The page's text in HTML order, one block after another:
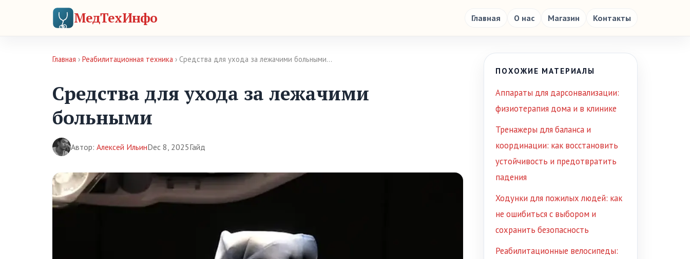
МедТехИнфо Главная О нас Магазин Контакты
Главная › Реабилитационная техника › Средства для ухода за лежачими больными…
Средства для ухода за лежачими
больными
Автор: Алексей ИльинDec 8, 2025Гайд
ПОХОЖИЕ МАТЕРИАЛЫ
Аппараты для дарсонвализации:
физиотерапия дома и в клинике
Тренажеры для баланса и
координации: как восстановить
устойчивость и предотвратить
падения
Ходунки для пожилых людей: как
не ошибиться с выбором и
сохранить безопасность
Реабилитационные велосипеды: